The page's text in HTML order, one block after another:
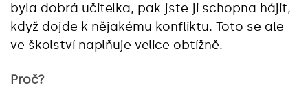
byla dobrá učitelka, pak jste ji schopna hájit,
když dojde k nějakému konfliktu. Toto se ale
ve školství naplňuje velice obtížně.
Proč?